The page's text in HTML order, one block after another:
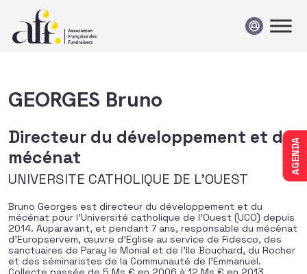
AGENDA
GEORGES Bruno
Directeur du développement et du
mécénat
UNIVERSITE CATHOLIQUE DE L'OUEST
Bruno Georges est directeur du développement et du
mécénat pour l’Université catholique de l’Ouest (UCO) depuis
2014. Auparavant, et pendant 7 ans, responsable du mécénat
d’Europservem, œuvre d’Eglise au service de Fidesco, des
sanctuaires de Paray le Monial et de l’Ile Bouchard, du Rocher
et des séminaristes de la Communauté de l’Emmanuel.